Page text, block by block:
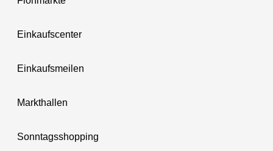
Einkaufscenter
Einkaufsmeilen
Markthallen
Sonntagsshopping